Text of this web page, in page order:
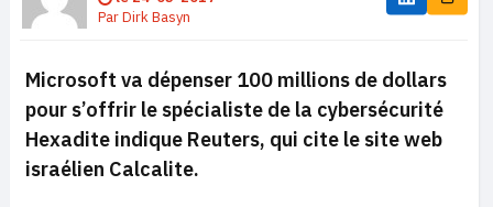
ParDirk Basyn
Microsoft va dépenser 100 millions de dollars
pour s’offrir le spécialiste de la cybersécurité
Hexadite indique Reuters, qui cite le site web
israélien Calcalite.